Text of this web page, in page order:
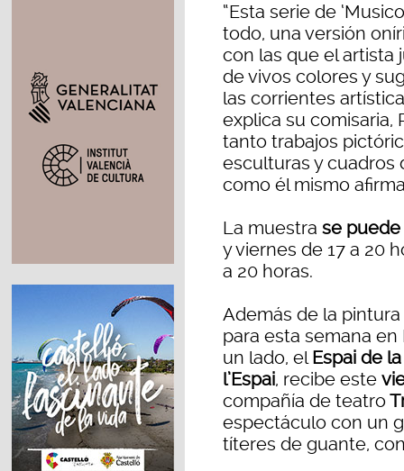
“Esta serie de
todo, una versión
con las que el artista
de vivos colores y
las corrientes
explica su comisaria,
tanto trabajos
esculturas y cuadros
como él mismo
La muestra se puede
y viernes de 17 a 20
a 20 horas.
Además de la
para esta semana
un lado, elEspai de
l’Espai, recibe este
compañía de teatro
espectáculo con un
títeres de guante,